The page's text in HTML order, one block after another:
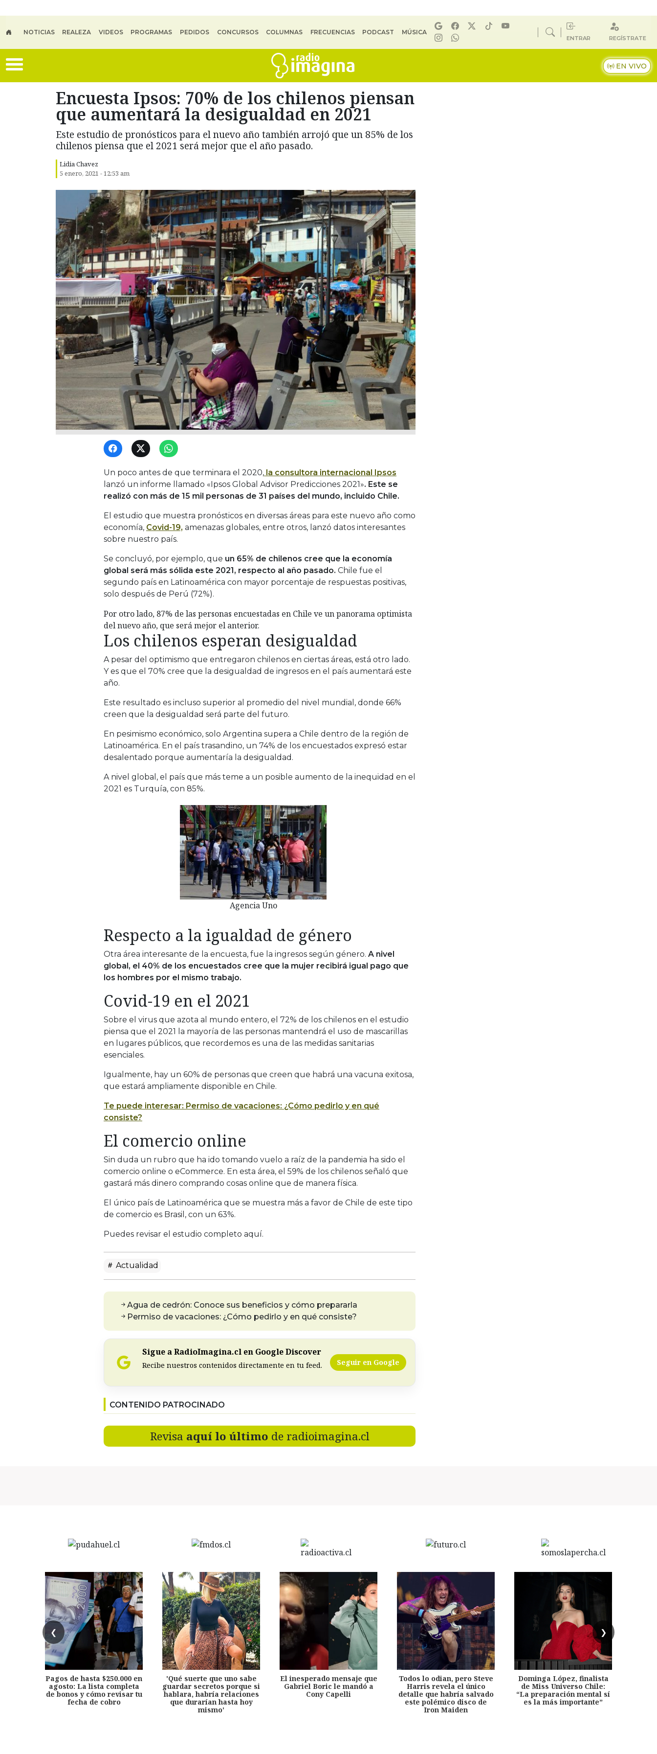
NOTICIAS REALEZA VIDEOS PROGRAMAS PEDIDOS CONCURSOS COLUMNAS FRECUENCIAS PODCAST MÚSICA
ENTRAR REGÍSTRATE
EN VIVO
Encuesta Ipsos: 70% de los chilenos piensan
que aumentará la desigualdad en 2021
Este estudio de pronósticos para el nuevo año también arrojó que un 85% de los
chilenos piensa que el 2021 será mejor que el año pasado.
Lidia Chavez
5 enero, 2021 - 12:53 am
Un poco antes de que terminara el 2020, la consultora internacional Ipsos
lanzó un informe llamado «Ipsos Global Advisor Predicciones 2021». Este se
realizó con más de 15 mil personas de 31 países del mundo, incluido Chile.
El estudio que muestra pronósticos en diversas áreas para este nuevo año como
economía, Covid-19, amenazas globales, entre otros, lanzó datos interesantes
sobre nuestro país.
Se concluyó, por ejemplo, que un 65% de chilenos cree que la economía
global será más sólida este 2021, respecto al año pasado. Chile fue el
segundo país en Latinoamérica con mayor porcentaje de respuestas positivas,
solo después de Perú (72%).
Por otro lado, 87% de las personas encuestadas en Chile ve un panorama optimista
del nuevo año, que será mejor el anterior.
Los chilenos esperan desigualdad
A pesar del optimismo que entregaron chilenos en ciertas áreas, está otro lado.
Y es que el 70% cree que la desigualdad de ingresos en el país aumentará este
año.
Este resultado es incluso superior al promedio del nivel mundial, donde 66%
creen que la desigualdad será parte del futuro.
En pesimismo económico, solo Argentina supera a Chile dentro de la región de
Latinoamérica. En el país trasandino, un 74% de los encuestados expresó estar
desalentado porque aumentaría la desigualdad.
A nivel global, el país que más teme a un posible aumento de la inequidad en el
2021 es Turquía, con 85%.
Agencia Uno
Respecto a la igualdad de género
Otra área interesante de la encuesta, fue la ingresos según género. A nivel
global, el 40% de los encuestados cree que la mujer recibirá igual pago que
los hombres por el mismo trabajo.
Covid-19 en el 2021
Sobre el virus que azota al mundo entero, el 72% de los chilenos en el estudio
piensa que el 2021 la mayoría de las personas mantendrá el uso de mascarillas
en lugares públicos, que recordemos es una de las medidas sanitarias
esenciales.
Igualmente, hay un 60% de personas que creen que habrá una vacuna exitosa,
que estará ampliamente disponible en Chile.
Te puede interesar: Permiso de vacaciones: ¿Cómo pedirlo y en qué
consiste?
El comercio online
Sin duda un rubro que ha ido tomando vuelo a raíz de la pandemia ha sido el
comercio online o eCommerce. En esta área, el 59% de los chilenos señaló que
gastará más dinero comprando cosas online que de manera física.
El único país de Latinoamérica que se muestra más a favor de Chile de este tipo
de comercio es Brasil, con un 63%.
Puedes revisar el estudio completo aquí.
Actualidad
Agua de cedrón: Conoce sus beneficios y cómo prepararla
Permiso de vacaciones: ¿Cómo pedirlo y en qué consiste?
Sigue a RadioImagina.cl en Google Discover
Recibe nuestros contenidos directamente en tu feed. Seguir en Google
CONTENIDO PATROCINADO
Revisa aquí lo último de radioimagina.cl
❮ ❯
Pagos de hasta $250.000 en
agosto: La lista completa
de bonos y cómo revisar tu
fecha de cobro
'Qué suerte que uno sabe
guardar secretos porque si
hablara, habría relaciones
que durarían hasta hoy
mismo'
El inesperado mensaje que
Gabriel Boric le mandó a
Cony Capelli
Todos lo odian, pero Steve
Harris revela el único
detalle que habría salvado
este polémico disco de
Iron Maiden
Dominga López, finalista
de Miss Universo Chile:
“La preparación mental sí
es la más importante”